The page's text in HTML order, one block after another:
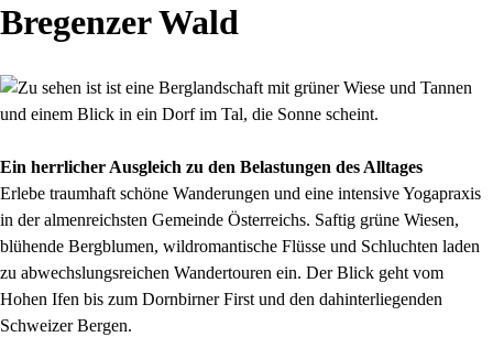
Bregenzer Wald
Ein herrlicher Ausgleich zu den Belastungen des Alltages
Erlebe traumhaft schöne Wanderungen und eine intensive Yogapraxis
in der almenreichsten Gemeinde Österreichs. Saftig grüne Wiesen,
blühende Bergblumen, wildromantische Flüsse und Schluchten laden
zu abwechslungsreichen Wandertouren ein. Der Blick geht vom
Hohen Ifen bis zum Dornbirner First und den dahinterliegenden
Schweizer Bergen.